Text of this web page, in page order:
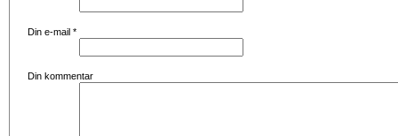
Din e-mail *
Din kommentar